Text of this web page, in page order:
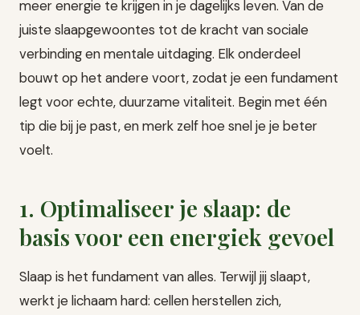
meer energie te krijgen in je dagelijks leven. Van de
juiste slaapgewoontes tot de kracht van sociale
verbinding en mentale uitdaging. Elk onderdeel
bouwt op het andere voort, zodat je een fundament
legt voor echte, duurzame vitaliteit. Begin met één
tip die bij je past, en merk zelf hoe snel je je beter
voelt.
1. Optimaliseer je slaap: de
basis voor een energiek gevoel
Slaap is het fundament van alles. Terwijl jij slaapt,
werkt je lichaam hard: cellen herstellen zich,